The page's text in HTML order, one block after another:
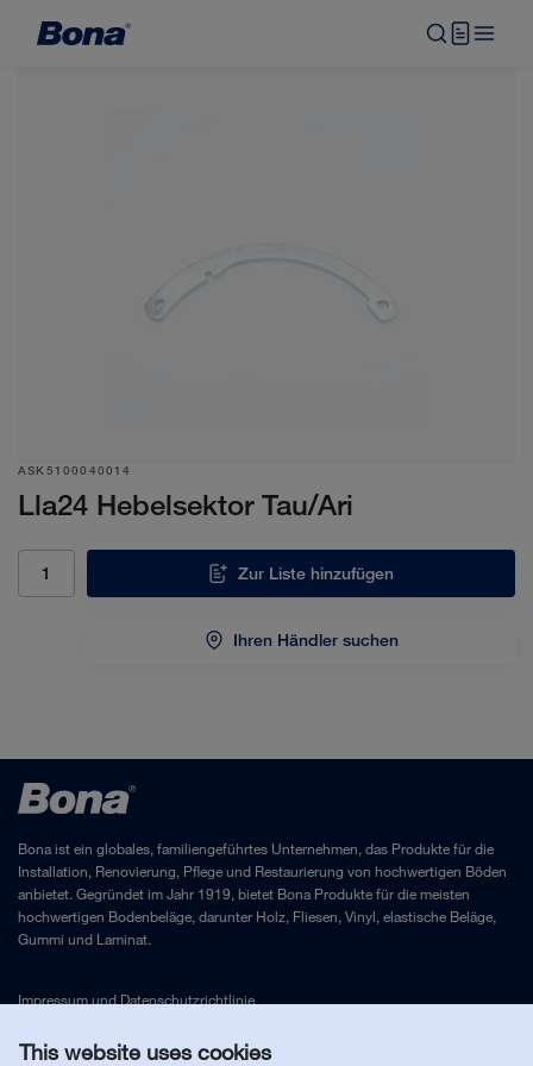
This website uses cookies
ASK5100040014
Lla24 Hebelsektor Tau/Ari
Ihren Händler suchen
Zur Liste hinzufügen
Bona ist ein globales, familiengeführtes Unternehmen, das Produkte für die
Installation, Renovierung, Pflege und Restaurierung von hochwertigen Böden
anbietet. Gegründet im Jahr 1919, bietet Bona Produkte für die meisten
hochwertigen Bodenbeläge, darunter Holz, Fliesen, Vinyl, elastische Beläge,
Gummi und Laminat.
Impressumund Datenschutzrichtlinie